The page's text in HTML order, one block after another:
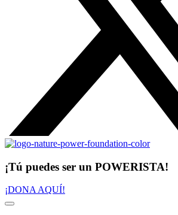
¡Tú puedes ser un POWERISTA!
¡DONA AQUÍ!